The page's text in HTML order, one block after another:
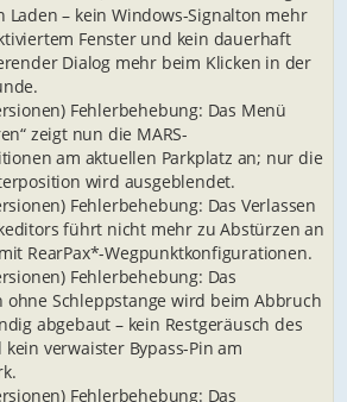
Laden – kein Windows-Signalton mehr
Fenster und kein dauerhaft
Dialog mehr beim Klicken in der
Fehlerbehebung: Das Menü
zeigt nun die MARS-
am aktuellen Parkplatz an; nur die
wird ausgeblendet.
Fehlerbehebung: Das Verlassen
führt nicht mehr zu Abstürzen an
RearPax*-Wegpunktkonfigurationen.
Fehlerbehebung: Das
ohne Schleppstange wird beim Abbruch
abgebaut – kein Restgeräusch des
verwaister Bypass-Pin am
Fehlerbehebung: Das